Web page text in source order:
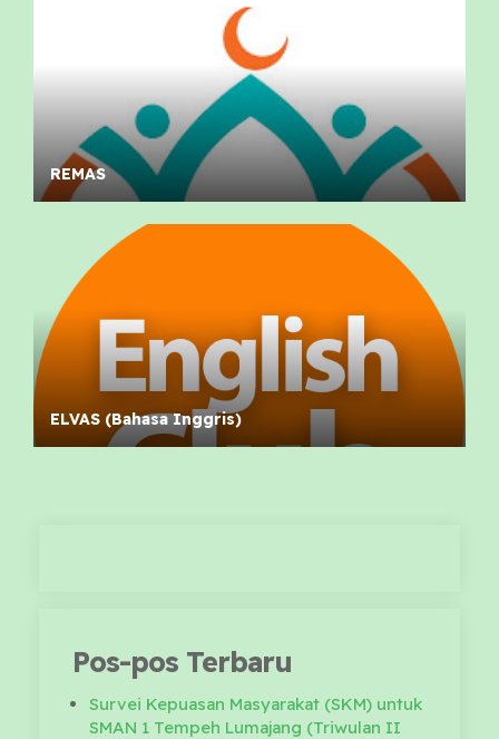
REMAS
ELVAS (Bahasa Inggris)
Pos-pos Terbaru
Survei Kepuasan Masyarakat (SKM) untuk
SMAN 1 Tempeh Lumajang (Triwulan II